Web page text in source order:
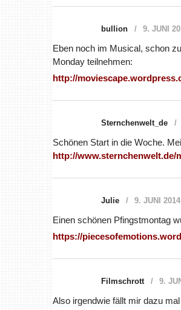
bullion 9. JUNI
Eben noch im Musical, schon
Monday teilnehmen:
http://
Sternchenwelt_de
Schönen Start in die Woche.
http://www.sternchenwelt.de/
Julie 9. JUNI 2014
Einen schönen Pfingstmontag
https://
Filmschrott 9.
Also irgendwie fällt mir dazu